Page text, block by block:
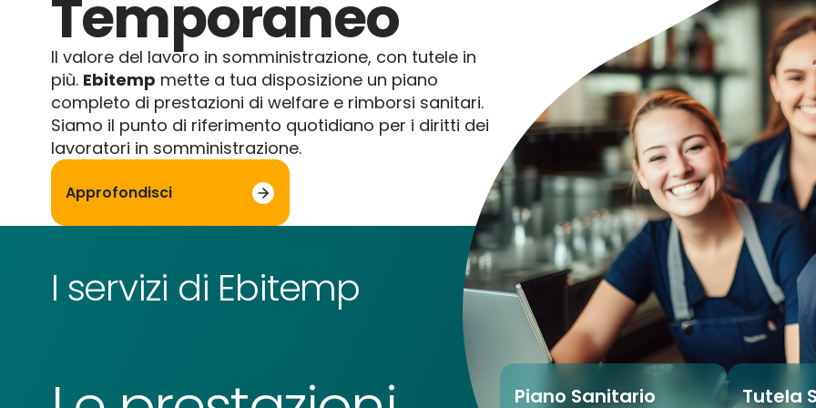
Temporaneo
Il valore del lavoro in somministrazione, con tutele in
più. Ebitemp mette a tua disposizione un piano
completo di prestazioni di welfare e rimborsi sanitari.
Siamo il punto di riferimento quotidiano per i diritti dei
lavoratori in somministrazione.
Approfondisci
I servizi di Ebitemp
Piano Sanitario
Tutela